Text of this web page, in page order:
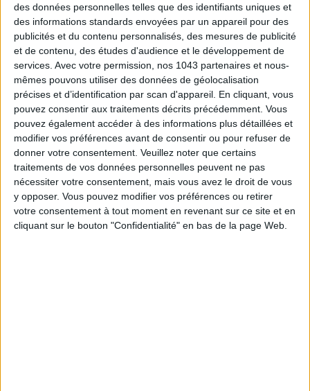
des données personnelles telles que des identifiants uniques et
des informations standards envoyées par un appareil pour des
publicités et du contenu personnalisés, des mesures de publicité
et de contenu, des études d'audience et le développement de
services. Avec votre permission, nos 1043 partenaires et nous-
mêmes pouvons utiliser des données de géolocalisation
précises et d’identification par scan d'appareil. En cliquant, vous
pouvez consentir aux traitements décrits précédemment. Vous
pouvez également accéder à des informations plus détaillées et
modifier vos préférences avant de consentir ou pour refuser de
donner votre consentement. Veuillez noter que certains
traitements de vos données personnelles peuvent ne pas
nécessiter votre consentement, mais vous avez le droit de vous
y opposer. Vous pouvez modifier vos préférences ou retirer
votre consentement à tout moment en revenant sur ce site et en
cliquant sur le bouton "Confidentialité" en bas de la page Web.
LES MEILLEURS HÔTELS POUR UN WEEK-END SPA ET GASTRONOMIE
5 BONS ROMANS EN FORMAT POCHE À DÉVORER CET ÉTÉ